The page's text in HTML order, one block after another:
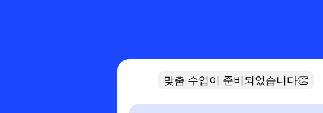
맞춤 수업이 준비되었습니다👏